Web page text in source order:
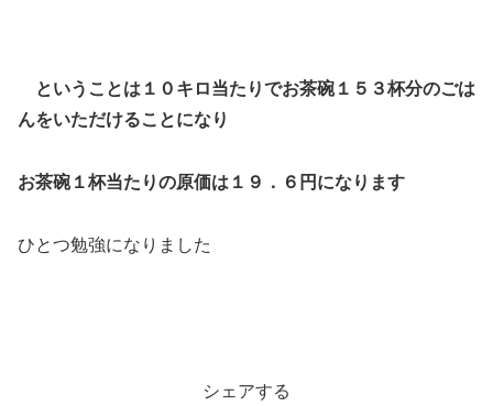
ということは１０キロ当たりでお茶碗１５３杯分のごは
んをいただけることになり
お茶碗１杯当たりの原価は１９．６円になります
ひとつ勉強になりました
シェアする